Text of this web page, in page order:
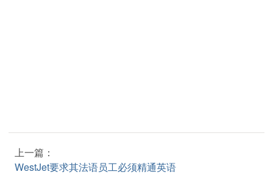
上一篇：
WestJet要求其法语员工必须精通英语